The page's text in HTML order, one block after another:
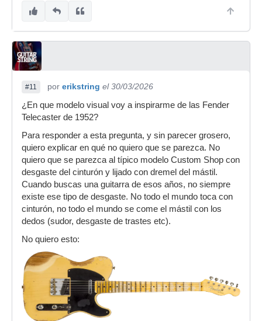
#11 por erikstring el 30/03/2026
¿En que modelo visual voy a inspirarme de las Fender
Telecaster de 1952?
Para responder a esta pregunta, y sin parecer grosero,
quiero explicar en qué no quiero que se parezca. No
quiero que se parezca al típico modelo Custom Shop con
desgaste del cinturón y lijado con dremel del mástil.
Cuando buscas una guitarra de esos años, no siempre
existe ese tipo de desgaste. No todo el mundo toca con
cinturón, no todo el mundo se come el mástil con los
dedos (sudor, desgaste de trastes etc).
No quiero esto: